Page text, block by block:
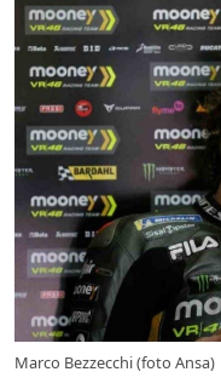
Marco Bezzecchi (foto Ansa)